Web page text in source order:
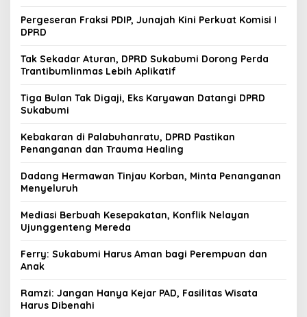
Pergeseran Fraksi PDIP, Junajah Kini Perkuat Komisi I
DPRD
Tak Sekadar Aturan, DPRD Sukabumi Dorong Perda
Trantibumlinmas Lebih Aplikatif
Tiga Bulan Tak Digaji, Eks Karyawan Datangi DPRD
Sukabumi
Kebakaran di Palabuhanratu, DPRD Pastikan
Penanganan dan Trauma Healing
Dadang Hermawan Tinjau Korban, Minta Penanganan
Menyeluruh
Mediasi Berbuah Kesepakatan, Konflik Nelayan
Ujunggenteng Mereda
Ferry: Sukabumi Harus Aman bagi Perempuan dan
Anak
Ramzi: Jangan Hanya Kejar PAD, Fasilitas Wisata
Harus Dibenahi